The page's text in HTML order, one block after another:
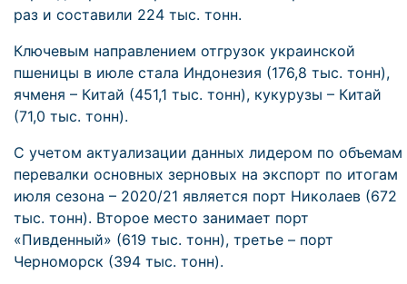
раз и составили 224 тыс. тонн.
Ключевым направлением отгрузок украинской
пшеницы в июле стала Индонезия (176,8 тыс. тонн),
ячменя – Китай (451,1 тыс. тонн), кукурузы – Китай
(71,0 тыс. тонн).
С учетом актуализации данных лидером по объемам
перевалки основных зерновых на экспорт по итогам
июля сезона – 2020/21 является порт Николаев (672
тыс. тонн). Второе место занимает порт
«Пивденный» (619 тыс. тонн), третье – порт
Черноморск (394 тыс. тонн).